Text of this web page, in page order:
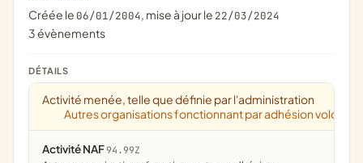
Créée le 06/01/2004, mise à jour le 22/03/2024
3 évènements
DÉTAILS
Activité menée, telle que définie par l'administration
Autres organisations fonctionnant par adhésion
Activité NAF94.99Z